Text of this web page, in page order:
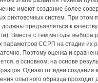
имеют создание более
рихтовочных систем. При этом
предъявляться к
Вместе с тем методы выбора
параметров ССРП на стадии их
Поэтому оценка и
в основном, на основе
Однако от идеи создания
опытного образца проходит